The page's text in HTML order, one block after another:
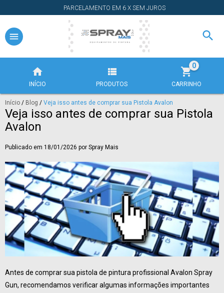
PARCELAMENTO EM 6 X SEM JUROS
INÍCIO PRODUTOS CARRINHO
0
Início / Blog / Veja isso antes de comprar sua Pistola Avalon
Veja isso antes de comprar sua Pistola
Avalon
Publicado em 18/01/2026 por Spray Mais
Antes de comprar sua pistola de pintura profissional Avalon Spray
Gun, recomendamos verificar algumas informações importantes